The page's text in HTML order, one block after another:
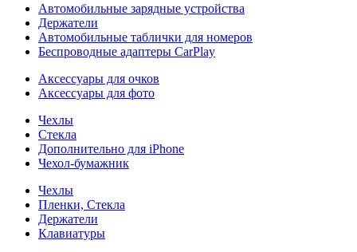
Автомобильные зарядные устройства
Держатели
Автомобильные таблички для номеров
Беспроводные адаптеры CarPlay
Аксессуары для очков
Аксессуары для фото
Чехлы
Стекла
Дополнительно для iPhone
Чехол-бумажник
Чехлы
Пленки, Стекла
Держатели
Клавиатуры